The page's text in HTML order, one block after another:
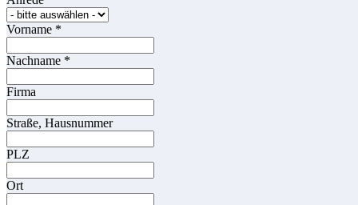
Vorname *
Nachname *
Firma
Straße, Hausnummer
PLZ
Ort